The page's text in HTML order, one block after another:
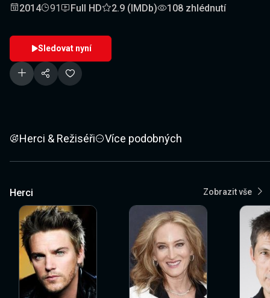
2014 91 Full HD 2.9 (IMDb) 108 zhlédnutí
Sledovat nyní
Herci & Režiséři Více podobných
Herci Zobrazit vše